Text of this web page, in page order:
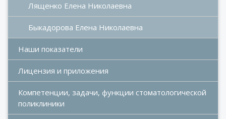
Лященко Елена Николаевна
Быкадорова Елена Николаевна
Наши показатели
Лицензия и приложения
Компетенции, задачи, функции стоматологической
поликлиники